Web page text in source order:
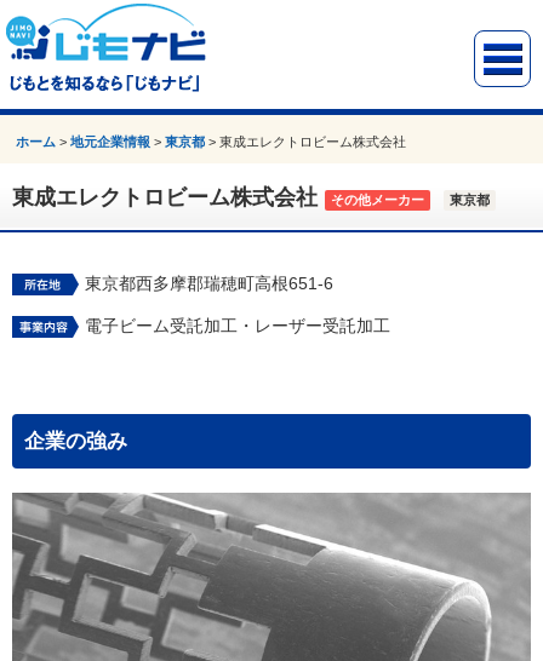
ホーム >地元企業情報 >東京都 >東成エレクトロビーム株式会社
東成エレクトロビーム株式会社 その他メーカー 東京都
東京都西多摩郡瑞穂町高根651-6
電子ビーム受託加工・レーザー受託加工
企業の強み